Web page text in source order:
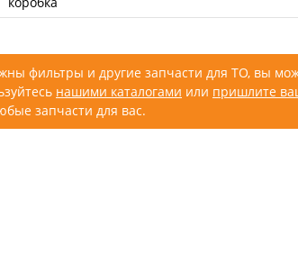
фильтры и другие запчасти для ТО, вы
нашими каталогами или пришлите
запчасти для вас.